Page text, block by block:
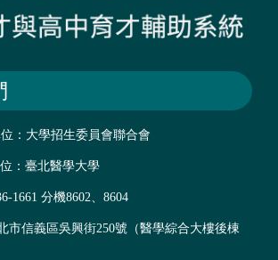
：大學招生委員會聯合會
：臺北醫學大學
1661 分機8602、8604
市信義區吳興街250號（醫學綜合大樓後棟